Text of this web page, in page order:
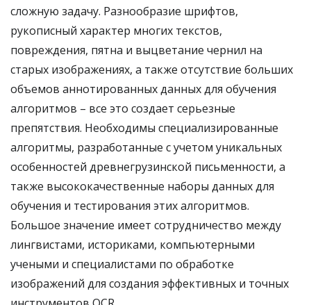
сложную задачу. Разнообразие шрифтов,
рукописный характер многих текстов,
повреждения, пятна и выцветание чернил на
старых изображениях, а также отсутствие больших
объемов аннотированных данных для обучения
алгоритмов – все это создает серьезные
препятствия. Необходимы специализированные
алгоритмы, разработанные с учетом уникальных
особенностей древнегрузинской письменности, а
также высококачественные наборы данных для
обучения и тестирования этих алгоритмов.
Большое значение имеет сотрудничество между
лингвистами, историками, компьютерными
учеными и специалистами по обработке
изображений для создания эффективных и точных